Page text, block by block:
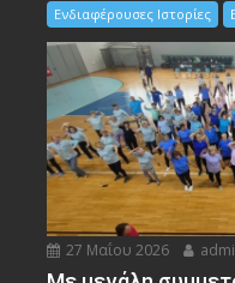
Ενδιαφέρουσες Ιστορίες
27 Μαΐου 2026